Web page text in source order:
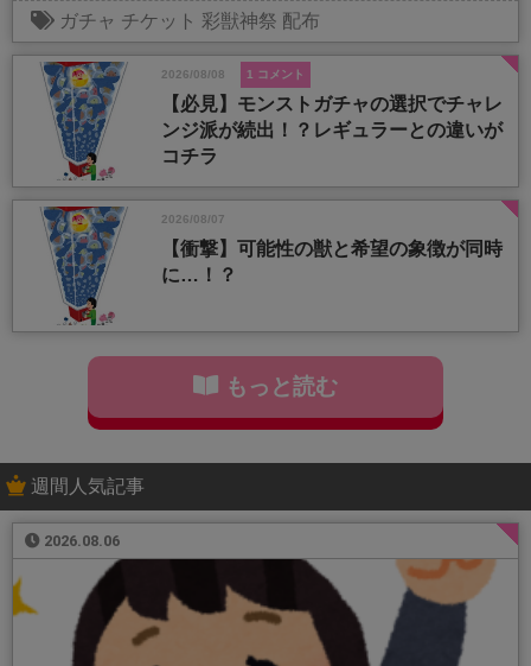
ガチャ チケット 彩獣神祭 配布
2026/08/08 1 コメント
【必見】モンストガチャの選択でチャレ
ンジ派が続出！？レギュラーとの違いが
コチラ
2026/08/07
【衝撃】可能性の獣と希望の象徴が同時
に…！？
もっと読む
週間人気記事
2026.08.06